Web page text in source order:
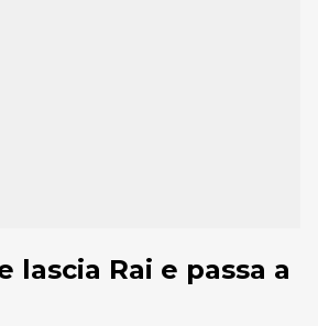
lascia Rai e passa a